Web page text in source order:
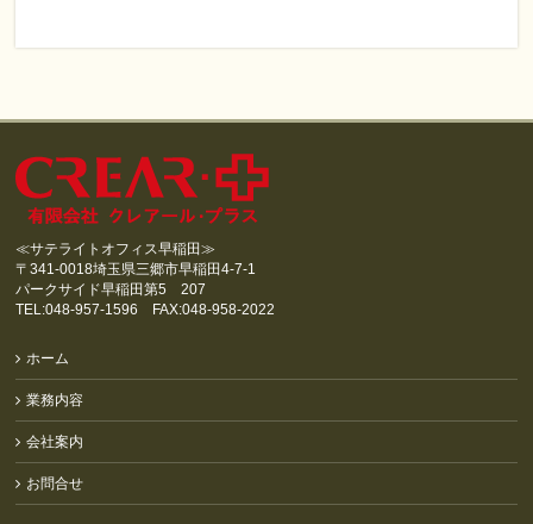
≪サテライトオフィス早稲田≫
〒341-0018埼玉県三郷市早稲田4-7-1
パークサイド早稲田第5 207
TEL:048-957-1596 FAX:048-958-2022
ホーム
業務内容
会社案内
お問合せ